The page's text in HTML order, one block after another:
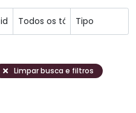
Limpar busca e filtros